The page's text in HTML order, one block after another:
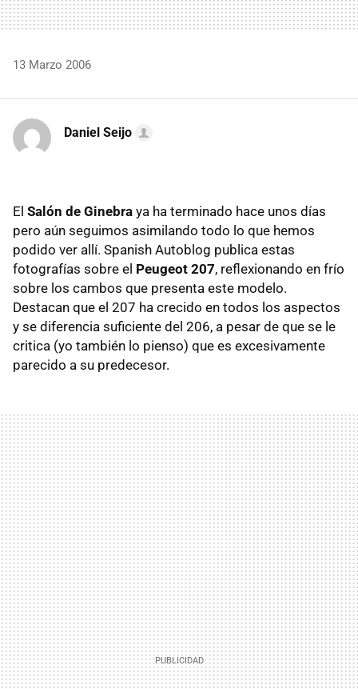
13 Marzo 2006
Daniel Seijo
El Salón de Ginebra ya ha terminado hace unos días
pero aún seguimos asimilando todo lo que hemos
podido ver allí. Spanish Autoblog publica estas
fotografías sobre el Peugeot 207, reflexionando en frío
sobre los cambos que presenta este modelo.
Destacan que el 207 ha crecido en todos los aspectos
y se diferencia suficiente del 206, a pesar de que se le
critica (yo también lo pienso) que es excesivamente
parecido a su predecesor.